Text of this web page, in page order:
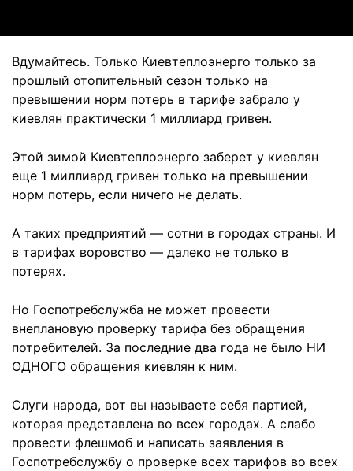
Вдумайтесь. Только Киевтеплоэнерго только за
прошлый отопительный сезон только на
превышении норм потерь в тарифе забрало у
киевлян практически 1 миллиард гривен.
Этой зимой Киевтеплоэнерго заберет у киевлян
еще 1 миллиард гривен только на превышении
норм потерь, если ничего не делать.
А таких предприятий — сотни в городах страны. И
в тарифах воровство — далеко не только в
потерях.
Но Госпотребслужба не может провести
внеплановую проверку тарифа без обращения
потребителей. За последние два года не было НИ
ОДНОГО обращения киевлян к ним.
Слуги народа, вот вы называете себя партией,
которая представлена во всех городах. А слабо
провести флешмоб и написать заявления в
Госпотребслужбу о проверке всех тарифов во всех